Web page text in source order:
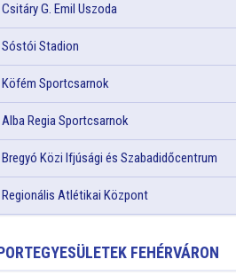
Csitáry G. Emil Uszoda
Sóstói Stadion
Köfém Sportcsarnok
Alba Regia Sportcsarnok
Bregyó Közi Ifjúsági és Szabadidőcentrum
Regionális Atlétikai Központ
FEHÉRVÁRON